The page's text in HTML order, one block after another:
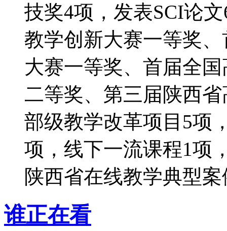
技奖4项，发表SCI论
教学创新大赛一等奖
大赛一等奖、首届全
二等奖、第三届陕西
部级教学改革项目5项
项，线下一流课程1项
陕西省在线教学典型
谁正在看